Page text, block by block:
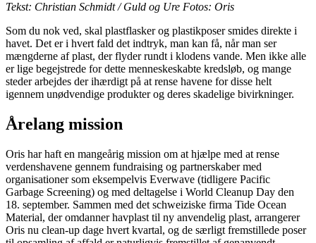
Tekst: Christian Schmidt / Guld og Ure Fotos: Oris
Som du nok ved, skal plastflasker og plastikposer smides direkte i
havet. Det er i hvert fald det indtryk, man kan få, når man ser
mængderne af plast, der flyder rundt i klodens vande. Men ikke alle
er lige begejstrede for dette menneskeskabte kredsløb, og mange
steder arbejdes der ihærdigt på at rense havene for disse helt
igennem unødvendige produkter og deres skadelige bivirkninger.
Årelang mission
Oris har haft en mangeårig mission om at hjælpe med at rense
verdenshavene gennem fundraising og partnerskaber med
organisationer som eksempelvis Everwave (tidligere Pacific
Garbage Screening) og med deltagelse i World Cleanup Day den
18. september. Sammen med det schweiziske firma Tide Ocean
Material, der omdanner havplast til ny anvendelig plast, arrangerer
Oris nu clean-up dage hvert kvartal, og de særligt fremstillede poser